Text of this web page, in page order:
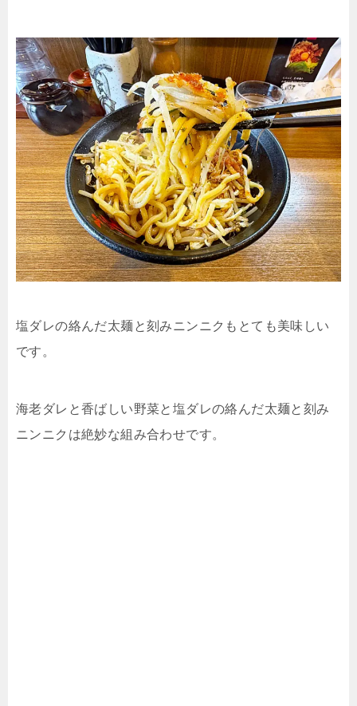
塩ダレの絡んだ太麺と刻みニンニクもとても美味しい
です。
海老ダレと香ばしい野菜と塩ダレの絡んだ太麺と刻み
ニンニクは絶妙な組み合わせです。